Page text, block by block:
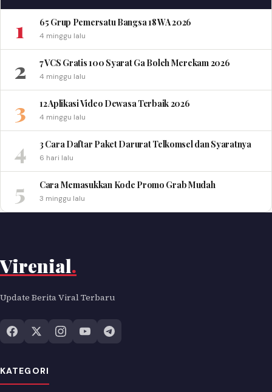
1 65 Grup Pemersatu Bangsa 18 WA 2026
4 minggu lalu
2 7 VCS Gratis 100 Syarat Ga Boleh Merekam 2026
4 minggu lalu
3 12 Aplikasi Video Dewasa Terbaik 2026
4 minggu lalu
4 3 Cara Daftar Paket Darurat Telkomsel dan Syaratnya
6 hari lalu
5 Cara Memasukkan Kode Promo Grab Mudah
3 minggu lalu
Virenial.
Update Berita Viral Terbaru
KATEGORI